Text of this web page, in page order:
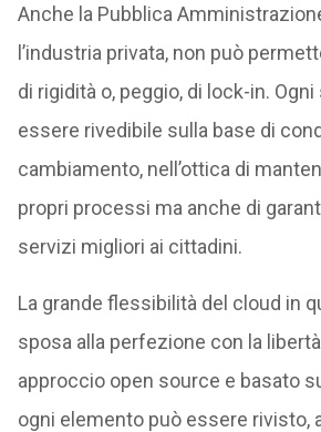
Anche la Pubblica
l’industria privata, non può
di rigidità o, peggio, di lock-in.
essere rivedibile sulla base di
cambiamento, nell’ottica di
propri processi ma anche di
servizi migliori ai cittadini.
La grande flessibilità del cloud in
sposa alla perfezione con la
approccio open source e basato
ogni elemento può essere rivisto,